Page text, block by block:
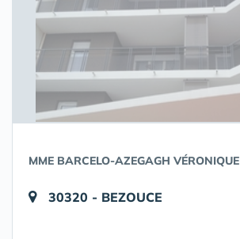
MME BARCELO-AZEGAGH VÉRONIQUE
30320 - BEZOUCE